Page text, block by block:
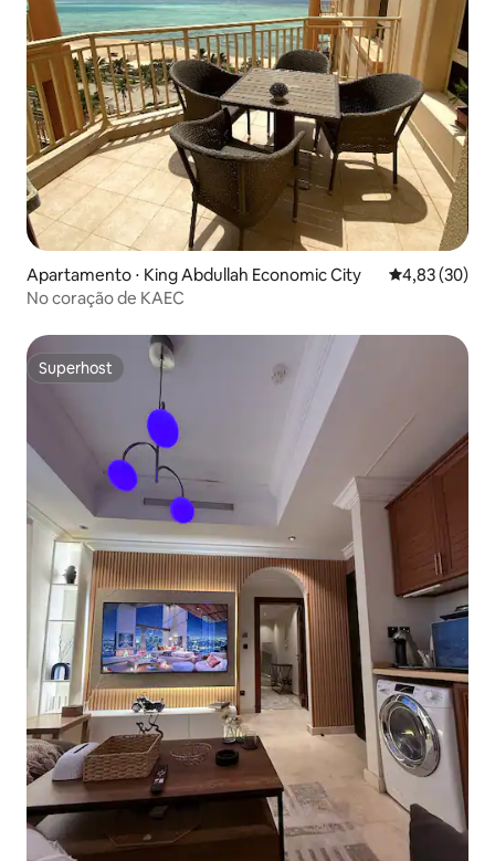
Apartamento ⋅ King Abdullah Economic City 4,83 de uma
4,83 (30)
No coração de KAEC
Superhost
Superhost